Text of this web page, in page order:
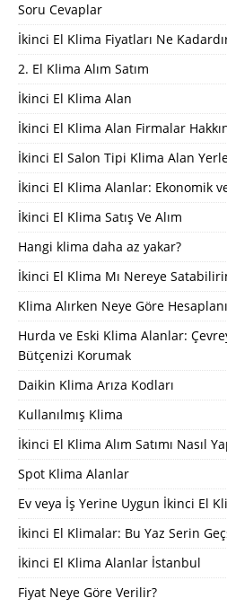
Soru Cevaplar
İkinci El Klima Fiyatları Ne
2. El Klima Alım Satım
İkinci El Klima Alan
İkinci El Klima Alan Firmalar
İkinci El Salon Tipi Klima Alan
İkinci El Klima Alanlar: Ekonomik
İkinci El Klima Satış Ve Alım
Hangi klima daha az yakar?
İkinci El Klima Mı Nereye
Klima Alırken Neye Göre
Hurda ve Eski Klima Alanlar:
Bütçenizi Korumak
Daikin Klima Arıza Kodları
Kullanılmış Klima
İkinci El Klima Alım Satımı Nasıl
Spot Klima Alanlar
Ev veya İş Yerine Uygun İkinci El
İkinci El Klimalar: Bu Yaz Serin
İkinci El Klima Alanlar İstanbul
Fiyat Neye Göre Verilir?